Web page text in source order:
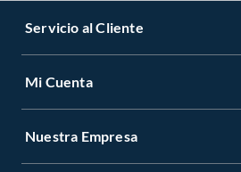
Servicio al Cliente
Mi Cuenta
Nuestra Empresa